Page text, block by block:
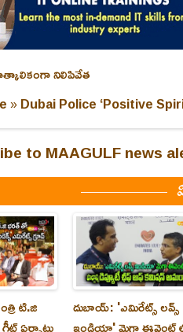
నిలిపివేత
»Dubai Police ‘Positive
to MAAGULF news
టి.జి
ఏర్పాటు
దుబాయ్‌: 'ఎమిరేట్స్ లవ్స్
ఇండియా' మెగా ఈవెంట్